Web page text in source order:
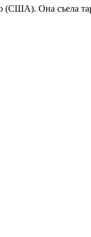
(США). Она съела